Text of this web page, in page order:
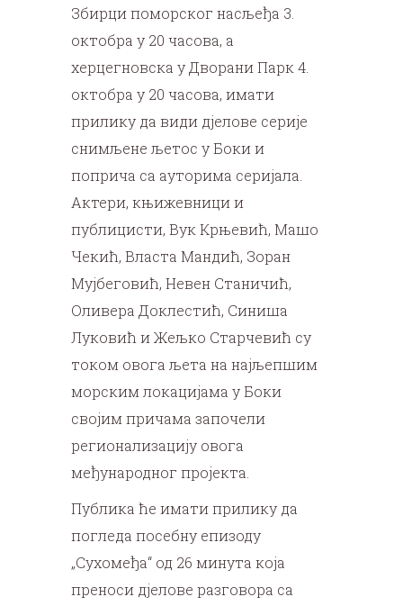
Збирци поморског насљеђа 3.
октобра у 20 часова, а
херцегновска у Дворани Парк 4.
октобра у 20 часова, имати
прилику да види дјелове серије
снимљене љетос у Боки и
поприча са ауторима серијала.
Актери, књижевници и
публицисти, Вук Крњевић, Машо
Чекић, Власта Мандић, Зоран
Мујбеговић, Невен Станичић,
Оливера Доклестић, Синиша
Луковић и Жељко Старчевић су
током овога љета на најљепшим
морским локацијама у Боки
својим причама започели
регионализацију овога
међународног пројекта.
Публика ће имати прилику да
погледа посебну епизоду
„Сухомеђа“ од 26 минута која
преноси дјелове разговора са